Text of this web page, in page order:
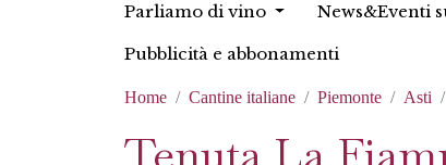
Parliamo di vino News&Eventi
Pubblicità e abbonamenti
Home Cantine italiane Piemonte Asti